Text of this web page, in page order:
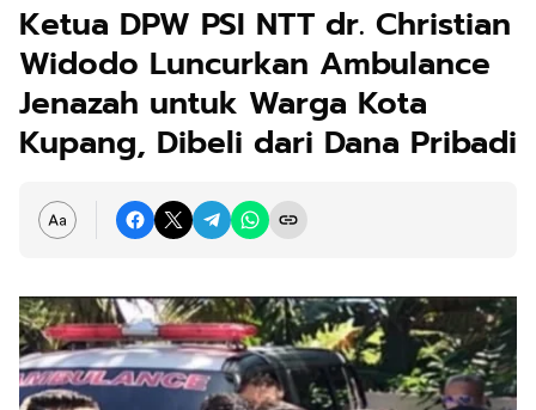
Ketua DPW PSI NTT dr. Christian
Widodo Luncurkan Ambulance
Jenazah untuk Warga Kota
Kupang, Dibeli dari Dana Pribadi